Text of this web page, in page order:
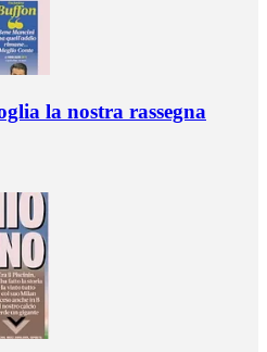
la nostra rassegna